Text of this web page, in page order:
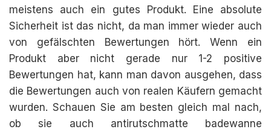
meistens auch ein gutes Produkt. Eine absolute
Sicherheit ist das nicht, da man immer wieder auch
von gefälschten Bewertungen hört. Wenn ein
Produkt aber nicht gerade nur 1-2 positive
Bewertungen hat, kann man davon ausgehen, dass
die Bewertungen auch von realen Käufern gemacht
wurden. Schauen Sie am besten gleich mal nach,
ob sie auch antirutschmatte badewanne